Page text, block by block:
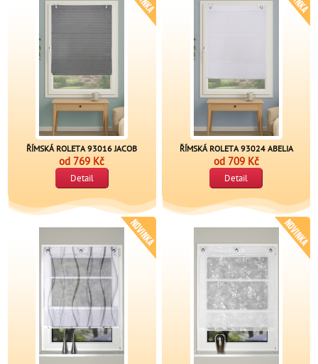
ŘÍMSKÁ ROLETA 93016 JACOB
od 769 Kč
Detail
ŘÍMSKÁ ROLETA 93024 ABELIA
od 709 Kč
Detail